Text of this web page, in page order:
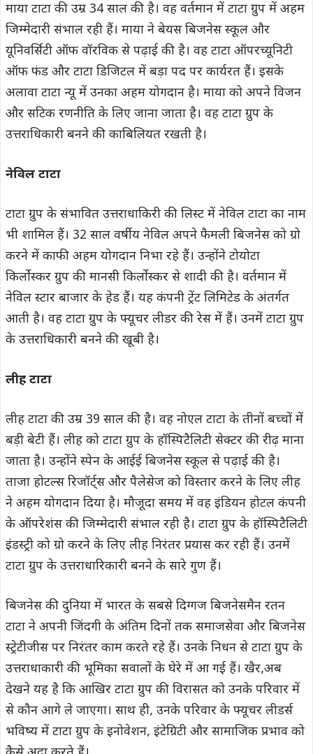
माया टाटा की उम्र 34 साल की है। वह वर्तमान में टाटा ग्रुप में अहम
जिम्मेदारी संभाल रही हैं। माया ने बेयस बिजनेस स्कूल और
यूनिवर्सिटी ऑफ वॉरविक से पढ़ाई की है। वह टाटा ऑपरच्यूनिटी
ऑफ फंड और टाटा डिजिटल में बड़ा पद पर कार्यरत हैं। इसके
अलावा टाटा न्यू में उनका अहम योगदान है। माया को अपने विजन
और सटिक रणनीति के लिए जाना जाता है। वह टाटा ग्रुप के
उत्तराधिकारी बनने की काबिलियत रखती है।
नेविल टाटा
टाटा ग्रुप के संभावित उत्तराधाकिरी की लिस्ट में नेविल टाटा का नाम
भी शामिल हैं। 32 साल वर्षीय नेविल अपने फैमली बिजनेस को ग्रो
करने में काफी अहम योगदान निभा रहे हैं। उन्होंने टोयोटा
किर्लोस्कर ग्रुप की मानसी किर्लोस्कर से शादी की है। वर्तमान में
नेविल स्टार बाजार के हेड हैं। यह कंपनी ट्रेंट लिमिटेड के अंतर्गत
आती है। वह टाटा ग्रुप के फ्यूचर लीडर की रेस में हैं। उनमें टाटा ग्रुप
के उत्तराधिकारी बनने की खूबी है।
लीह टाटा
लीह टाटा की उम्र 39 साल की है। वह नोएल टाटा के तीनों बच्चों में
बड़ी बेटी हैं। लीह को टाटा ग्रुप के हॉस्पिटैलिटी सेक्टर की रीढ़ माना
जाता है। उन्होंने स्पेन के आईई बिजनेस स्कूल से पढ़ाई की है।
ताजा होटल्स रिजॉर्ट्स और पैलेसेज को विस्तार करने के लिए लीह
ने अहम योगदान दिया है। मौजूदा समय में वह इंडियन होटल कंपनी
के ऑपरेशंस की जिम्मेदारी संभाल रही है। टाटा ग्रुप के हॉस्पिटैलिटी
इंडस्ट्री को ग्रो करने के लिए लीह निरंतर प्रयास कर रही हैं। उनमें
टाटा ग्रुप के उत्तराधारिकारी बनने के सारे गुण हैं।
बिजनेस की दुनिया में भारत के सबसे दिग्गज बिजनेसमैन रतन
टाटा ने अपनी जिंदगी के अंतिम दिनों तक समाजसेवा और बिजनेस
स्ट्रेटीजीस पर निरंतर काम करते रहे हैं। उनके निधन से टाटा ग्रुप के
उत्तराधाकारी की भूमिका सवालों के घेरे में आ गई हैं। खैर,अब
देखने यह है कि आखिर टाटा ग्रुप की विरासत को उनके परिवार में
से कौन आगे ले जाएगा। साथ ही, उनके परिवार के फ्यूचर लीडर्स
भविष्य में टाटा ग्रुप के इनोवेशन, इंटेग्रिटी और सामाजिक प्रभाव को